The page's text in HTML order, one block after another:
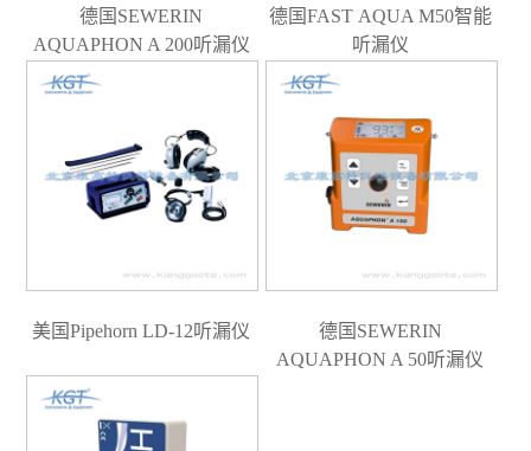
德国SEWERIN
AQUAPHON A 200听漏仪
德国FAST AQUA M50智能
听漏仪
美国Pipehorn LD-12听漏仪
德国SEWERIN
AQUAPHON A 50听漏仪